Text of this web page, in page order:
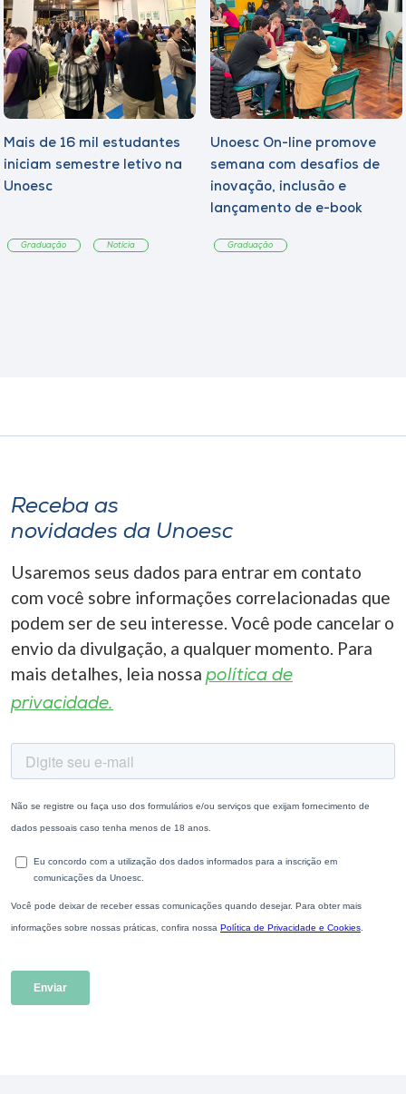
Mais de 16 mil estudantes
iniciam semestre letivo na
Unoesc
Graduação Notícia
Unoesc On-line promove
semana com desafios de
inovação, inclusão e
lançamento de e-book
Graduação
Receba as
novidades da Unoesc
Usaremos seus dados para entrar em contato
com você sobre informações correlacionadas que
podem ser de seu interesse. Você pode cancelar o
envio da divulgação, a qualquer momento. Para
mais detalhes, leia nossa política de
privacidade.